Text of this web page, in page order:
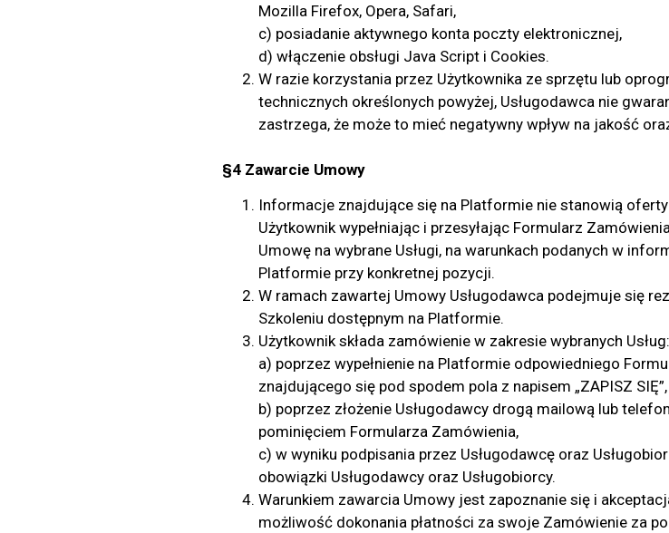
Mozilla Firefox, Opera, Safari,
c) posiadanie aktywnego konta poczty elektronicznej,
d) włączenie obsługi Java Script i Cookies.
W razie korzystania przez Użytkownika ze sprzętu lub
technicznych określonych powyżej, Usługodawca nie
zastrzega, że może to mieć negatywny wpływ na jakość
§4 Zawarcie Umowy
Informacje znajdujące się na Platformie nie stanowią
Użytkownik wypełniając i przesyłając Formularz
Umowę na wybrane Usługi, na warunkach podanych w
Platformie przy konkretnej pozycji.
W ramach zawartej Umowy Usługodawca podejmuje się
Szkoleniu dostępnym na Platformie.
Użytkownik składa zamówienie w zakresie wybranych Usług:
a) poprzez wypełnienie na Platformie odpowiedniego
znajdującego się pod spodem pola z napisem „ZAPISZ SIĘ”,
b) poprzez złożenie Usługodawcy drogą mailową lub
pominięciem Formularza Zamówienia,
c) w wyniku podpisania przez Usługodawcę oraz
obowiązki Usługodawcy oraz Usługobiorcy.
Warunkiem zawarcia Umowy jest zapoznanie się i
możliwość dokonania płatności za swoje Zamówienie za